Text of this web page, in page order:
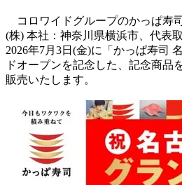
コロワイドグループのかっぱ寿
(株) 本社：神奈川県横浜市、代表
2026年7月3日(金)に「かっぱ寿司
ドオープンを記念した、記念商品
販売いたします。